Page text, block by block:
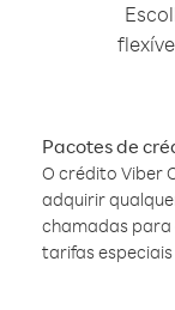
Pacotes de
O crédito Viber
adquirir
chamadas para
tarifas especiais